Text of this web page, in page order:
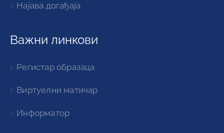
Најава догађаја
Важни линкови
Регистар образаца
Виртуелни матичар
Информатор